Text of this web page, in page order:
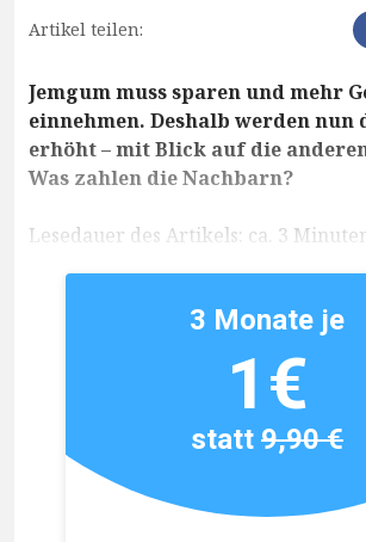
Artikel teilen:
Jemgum muss sparen und mehr
einnehmen. Deshalb werden nun
erhöht – mit Blick auf die
Was zahlen die Nachbarn?
Lesedauer des Artikels: ca. 3
3 Monate je
1€
statt9,90 €